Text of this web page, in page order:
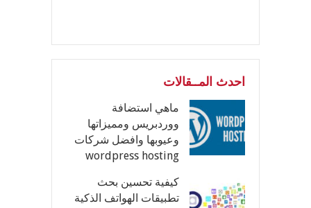
احدث المــقالات
ماهي استضافة
ووردبريس ومميزاتها
وعيوبها وافضل شركات
wordpress hosting
كيفية تحسين بحث
تطبيقات الهواتف الذكية